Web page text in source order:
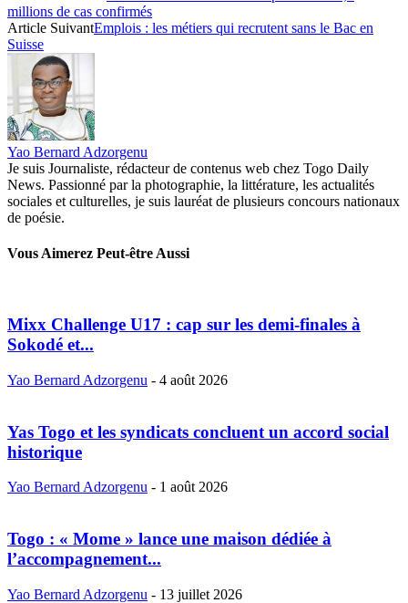
millions de cas confirmés
Article SuivantEmplois : les métiers qui recrutent sans le Bac en
Suisse
Yao Bernard Adzorgenu
Je suis Journaliste, rédacteur de contenus web chez Togo Daily
News. Passionné par la photographie, la littérature, les actualités
sociales et culturelles, je suis lauréat de plusieurs concours nationaux
de poésie.
Vous Aimerez Peut-être Aussi
Mixx Challenge U17 : cap sur les demi-finales à
Sokodé et...
Yao Bernard Adzorgenu - 4 août 2026
Yas Togo et les syndicats concluent un accord social
historique
Yao Bernard Adzorgenu - 1 août 2026
Togo : « Mome » lance une maison dédiée à
l’accompagnement...
Yao Bernard Adzorgenu - 13 juillet 2026